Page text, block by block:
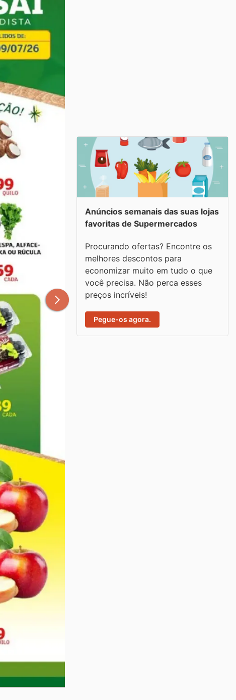
Anúncios semanais das suas lojas
favoritas de Supermercados
Procurando ofertas? Encontre os
melhores descontos para
economizar muito em tudo o que
você precisa. Não perca esses
preços incríveis!
Pegue-os agora.